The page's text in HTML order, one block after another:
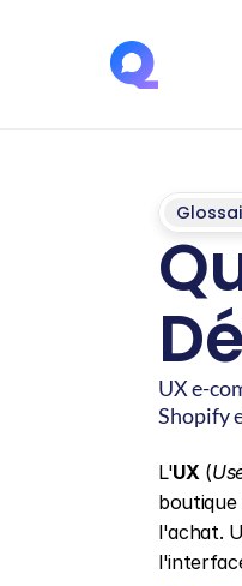
UX e-
Shopify
L'UX (
l'achat.